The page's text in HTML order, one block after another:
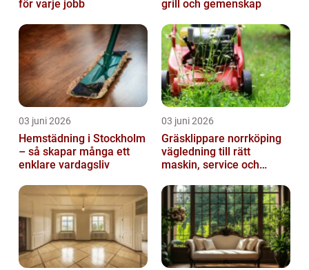
för varje jobb grill och gemenskap
03 juni 2026
Hemstädning i Stockholm
– så skapar många ett
enklare vardagsliv
03 juni 2026
Gräsklippare norrköping
vägledning till rätt
maskin, service och